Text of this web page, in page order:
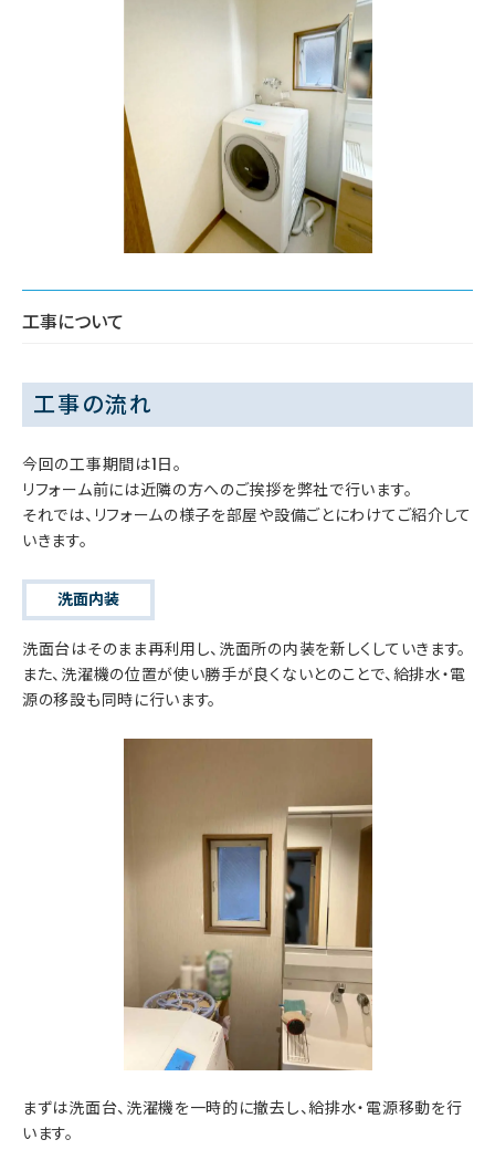
工事について
工事の流れ
今回の工事期間は1日。
リフォーム前には近隣の方へのご挨拶を弊社で行います。
それでは、リフォームの様子を部屋や設備ごとにわけてご紹介して
いきます。
洗面内装
洗面台はそのまま再利用し、洗面所の内装を新しくしていきます。
また、洗濯機の位置が使い勝手が良くないとのことで、給排水・電
源の移設も同時に行います。
まずは洗面台、洗濯機を一時的に撤去し、給排水・電源移動を行
います。